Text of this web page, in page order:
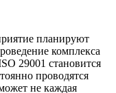
планируют
комплекса
29001 становится
проводятся
не каждая